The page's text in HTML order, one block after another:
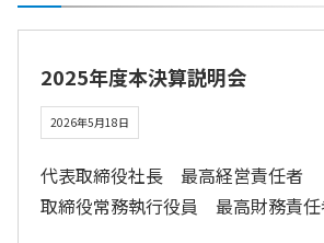
2025年度本決算説明会
2026年5月18日
代表取締役社長 最高経営責任
取締役常務執行役員 最高財務責